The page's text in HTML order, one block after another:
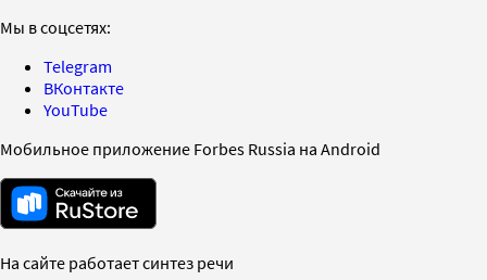
Мы в соцсетях:
Telegram
ВКонтакте
YouTube
Мобильное приложение Forbes Russia на Android
На сайте работает синтез речи